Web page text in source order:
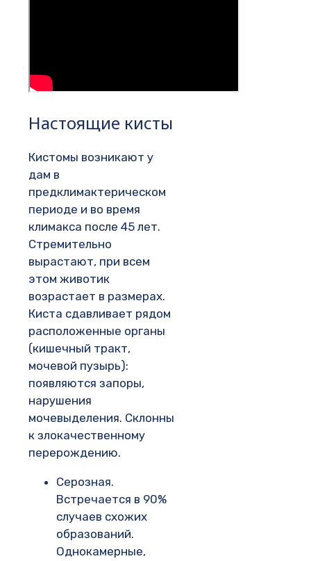
Настоящие кисты
Кистомы возникают у
дам в
предклимактерическом
периоде и во время
климакса после 45 лет.
Стремительно
вырастают, при всем
этом животик
возрастает в размерах.
Киста сдавливает рядом
расположенные органы
(кишечный тракт,
мочевой пузырь):
появляются запоры,
нарушения
мочевыделения. Склонны
к злокачественному
перерождению.
Серозная.
Встречается в 90%
случаев схожих
образований.
Однокамерные,